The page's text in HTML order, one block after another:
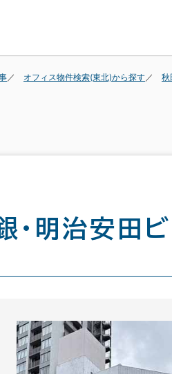
オフィス物件検索(東北)から探す 秋
・明治安田